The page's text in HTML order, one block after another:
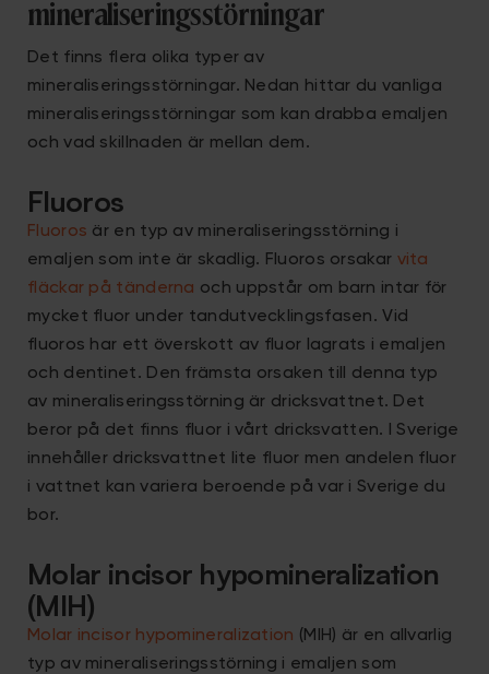
mineraliseringsstörningar
Det finns flera olika typer av
mineraliseringsstörningar. Nedan hittar du vanliga
mineraliseringsstörningar som kan drabba emaljen
och vad skillnaden är mellan dem.
Fluoros
Fluoros är en typ av mineraliseringsstörning i
emaljen som inte är skadlig. Fluoros orsakar vita
fläckar på tänderna och uppstår om barn intar för
mycket fluor under tandutvecklingsfasen. Vid
fluoros har ett överskott av fluor lagrats i emaljen
och dentinet. Den främsta orsaken till denna typ
av mineraliseringsstörning är dricksvattnet. Det
beror på det finns fluor i vårt dricksvatten. I Sverige
innehåller dricksvattnet lite fluor men andelen fluor
i vattnet kan variera beroende på var i Sverige du
bor.
Molar incisor hypomineralization
(MIH)
Molar incisor hypomineralization (MIH) är en allvarlig
typ av mineraliseringsstörning i emaljen som